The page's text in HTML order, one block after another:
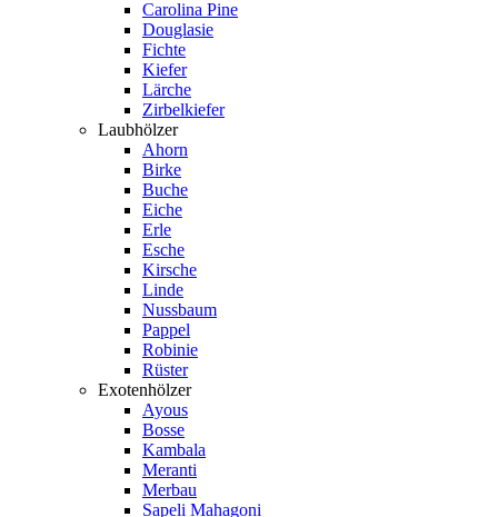
Carolina Pine
Douglasie
Fichte
Kiefer
Lärche
Zirbelkiefer
Laubhölzer
Ahorn
Birke
Buche
Eiche
Erle
Esche
Kirsche
Linde
Nussbaum
Pappel
Robinie
Rüster
Exotenhölzer
Ayous
Bosse
Kambala
Meranti
Merbau
Sapeli Mahagoni